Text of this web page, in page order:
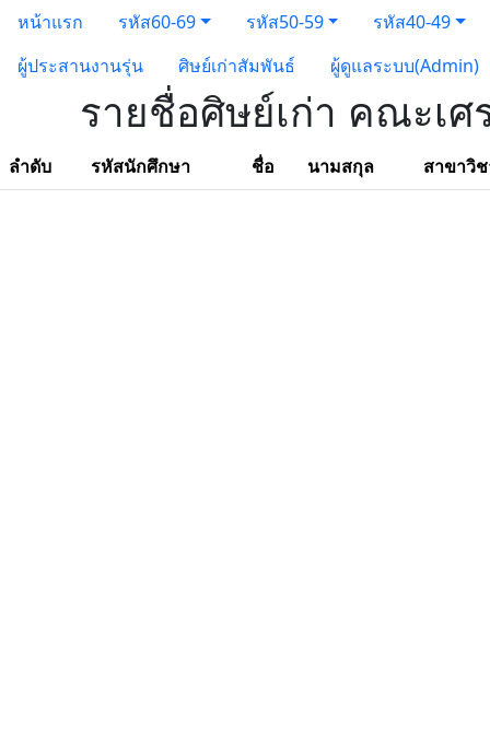
หน้าแรก รหัส60-69 รหัส50-59
รหัส40-49
ผู้ประสานงานรุ่น
ศิษย์เก่าสัมพันธ์ ผู้ดูแลระบบ(Admin)
รายชื่อศิษย์เก่า คณะเ
ลำดับ รหัสนักศึกษา ชื่อ นามสกุล สาขาวิ